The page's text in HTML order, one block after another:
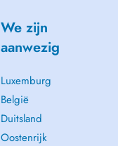
We zijn
aanwezig
Luxemburg
België
Duitsland
Oostenrijk